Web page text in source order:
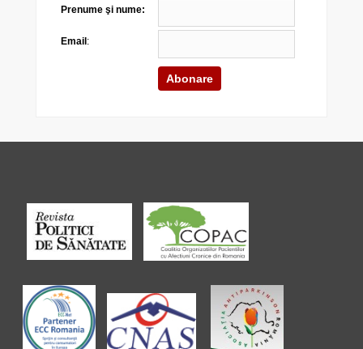
Prenume şi nume:
Email: